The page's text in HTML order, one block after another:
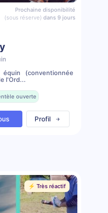
Prochaine disponibilité
(sous réserve) dans 9 jours
équin (conventionnée
l'Ord...
ouverte
Profil
⚡️ Très réactif